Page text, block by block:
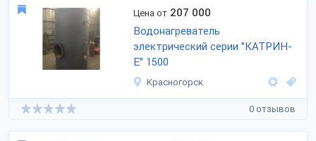
Цена от 207 000
Водонагреватель
электрический серии "КАТРИН-
Е" 1500
Красногорск
0 отзывов